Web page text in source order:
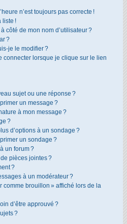
n’est toujours pas correcte !
liste !
côté de mon nom d’utilisateur ?
?
je le modifier ?
connecter lorsque je clique sur le lien
sujet ou une réponse ?
un message ?
à mon message ?
?
d’options à un sondage ?
un sondage ?
un forum ?
pièces jointes ?
?
à un modérateur ?
comme brouillon » affiché lors de la
d’être approuvé ?
?